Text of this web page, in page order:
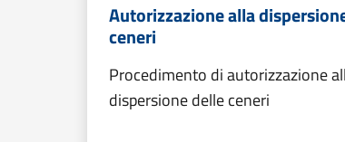
Autorizzazione alla
ceneri
Procedimento di autorizzazione
dispersione delle ceneri